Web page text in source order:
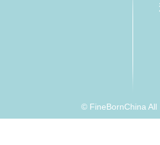
© FineBornChina